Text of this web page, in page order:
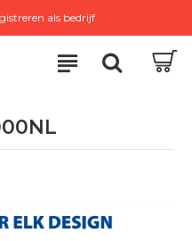
als bedrijf